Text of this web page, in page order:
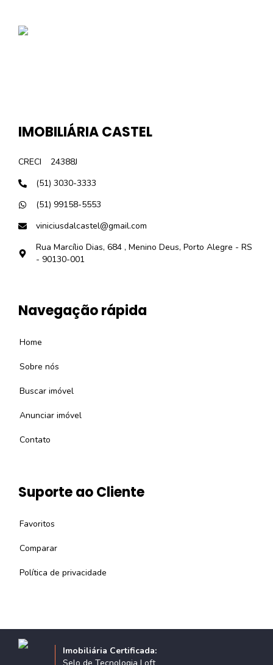
IMOBILIÁRIA CASTEL
CRECI
24388J
(51) 3030-3333
(51) 99158-5553
viniciusdalcastel@gmail.com
Rua Marcílio Dias, 684 , Menino Deus, Porto Alegre - RS
- 90130-001
Navegação rápida
Home
Sobre nós
Buscar imóvel
Anunciar imóvel
Contato
Suporte ao Cliente
Favoritos
Comparar
Política de privacidade
Imobiliária Certificada: